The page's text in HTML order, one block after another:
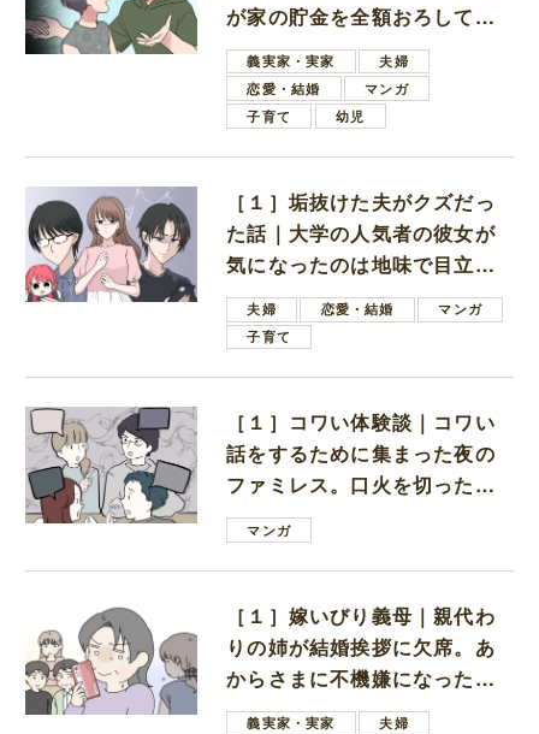
が家の貯金を全額おろしてほ
しいと言ってきた
義実家・実家
夫婦
恋愛・結婚
マンガ
子育て
幼児
［１］垢抜けた夫がクズだっ
た話｜大学の人気者の彼女が
気になったのは地味で目立た
ない男子学生
夫婦 恋愛・結婚
マンガ
子育て
［１］コワい体験談｜コワい
話をするために集まった夜の
ファミレス。口火を切ったの
は電車好きの男の子ママ
マンガ
［１］嫁いびり義母｜親代わ
りの姉が結婚挨拶に欠席。あ
からさまに不機嫌になった義
母義実家・実家
夫婦